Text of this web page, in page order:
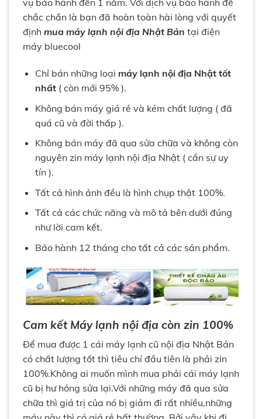
vụ bảo hành đến 1 năm. Với dịch vụ bảo hành để
chắc chắn là bạn đã hoàn toàn hài lòng với quyết
định mua máy lạnh nội địa Nhật Bản tại điện
máy bluecool
Chỉ bán những loại máy lạnh nội địa Nhật tốt
nhất( còn mới 95% ).
Không bán máy giá rẻ và kém chất lượng ( đã
quá cũ và đời thấp ).
Không bán máy đã qua sửa chữa và không còn
nguyên zin máy lạnh nội địa Nhật ( cần sự uy
tín ).
Tất cả hình ảnh đều là hình chụp thật 100%.
Tất cả các chức năng và mô tả bên dưới đúng
như lời cam kết.
Bảo hành 12 tháng cho tất cả các sản phẩm.
Cam kết Máy lạnh nội địa còn zin 100%
Để mua được 1 cái máy lạnh cũ nội địa Nhật Bản
có chất lượng tốt thì tiêu chí đầu tiên là phải zin
100%.Không ai muốn mình mua phải cái máy lạnh
cũ bị hư hỏng sửa lại.Với những máy đã qua sửa
chữa thì giá trị của nó bị giảm đi rất nhiều,những